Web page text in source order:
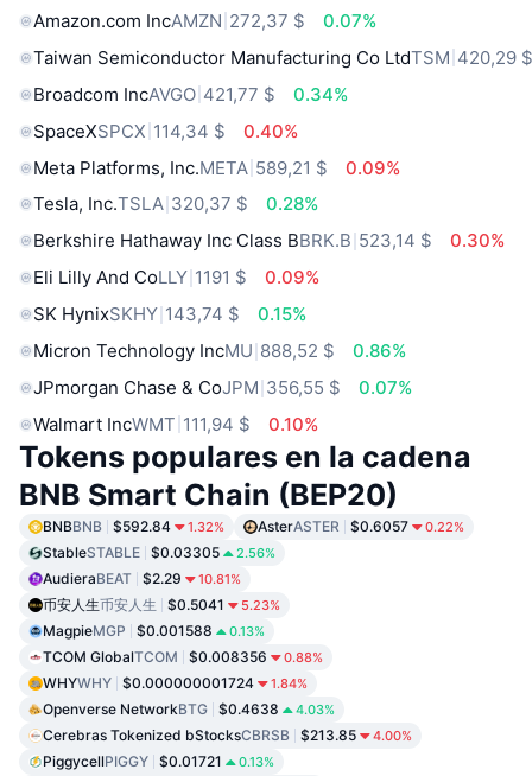
Amazon.com IncAMZN 272,37 $
0.07%
Taiwan Semiconductor Manufacturing Co LtdTSM 420,29
Broadcom IncAVGO 421,77 $
0.34%
SpaceXSPCX 114,34 $
0.40%
Meta Platforms, Inc.META 589,21 $
0.09%
Tesla, Inc.TSLA 320,37 $
0.28%
Berkshire Hathaway Inc Class BBRK.B 523,14 $
0.30%
Eli Lilly And CoLLY 1191 $
0.09%
SK HynixSKHY 143,74 $
0.15%
Micron Technology IncMU 888,52 $
0.86%
JPmorgan Chase & CoJPM 356,55 $
0.07%
Walmart IncWMT 111,94 $ 0.10%
Tokens populares en la cadena
BNB Smart Chain (BEP20)
BNBBNB $592.84 1.32% AsterASTER $0.6057 0.22%
StableSTABLE $0.03305 2.56%
AudieraBEAT $2.29 10.81%
币安人生币安人生 $0.5041 5.23%
MagpieMGP $0.001588 0.13%
TCOM GlobalTCOM $0.008356 0.88%
WHYWHY $0.000000001724 1.84%
Openverse NetworkBTG $0.4638 4.03%
Cerebras Tokenized bStocksCBRSB $213.85 4.00%
PiggycellPIGGY $0.01721 0.13%